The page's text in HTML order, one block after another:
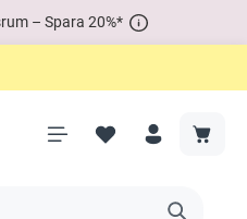
– Spara 20%*